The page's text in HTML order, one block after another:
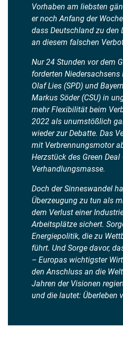
Vorhaben am liebsten
er noch Anfang der
dass Deutschland zu den
an diesem falschen
Nur 24 Stunden vor dem
forderten
Olaf Lies (SPD) und
Markus Söder (CSU) in
mehr Flexibilität beim
2022 als unumstößlich
wieder zur Debatte. Das
mit Verbrennungsmotor
Herzstück des Green
Verhandlungsmasse.
Doch der Sinneswandel
Überzeugung zu tun als
dem Verlust einer
Arbeitsplätze sichert.
Energiepolitik, die zu
führt. Und Sorge davor,
– Europas wichtigster
den Anschluss an die
Jahren der Visionen
und die lautet: Überleben